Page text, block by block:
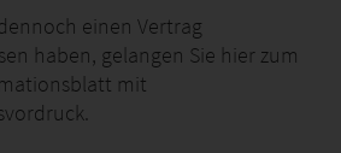
einen Vertrag
haben, gelangen Sie hier zum
mit